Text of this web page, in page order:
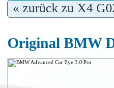
« zurück zu X4
Original BMW